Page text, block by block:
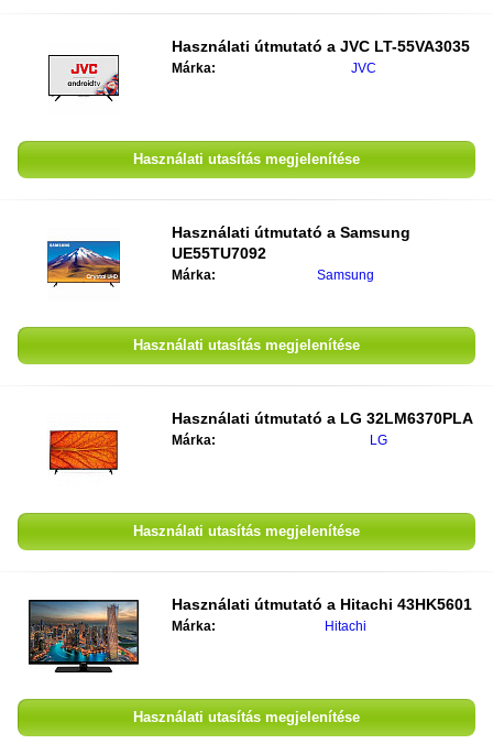
Használati útmutató a JVC LT-55VA3035
Márka: JVC
Használati utasítás megjelenítése
Használati útmutató a Samsung
UE55TU7092
Márka: Samsung
Használati utasítás megjelenítése
Használati útmutató a LG 32LM6370PLA
Márka: LG
Használati utasítás megjelenítése
Használati útmutató a Hitachi 43HK5601
Márka: Hitachi
Használati utasítás megjelenítése